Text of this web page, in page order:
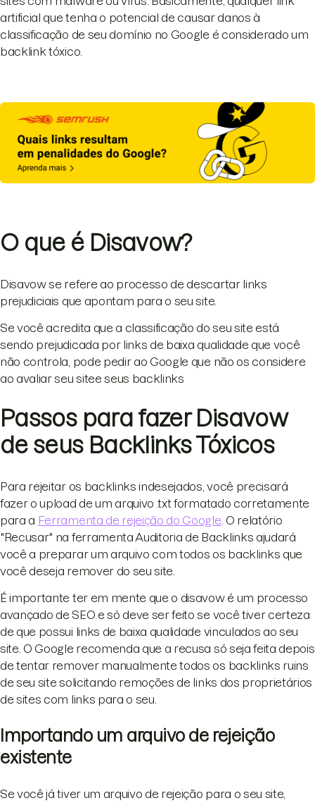
artificial que tenha o potencial de causar danos à
classificação de seu domínio no Google é considerado um
backlink tóxico.
O que é Disavow?
Disavow se refere ao processo de descartar links
prejudiciais que apontam para o seu site.
Se você acredita que a classificação do seu site está
sendo prejudicada por links de baixa qualidade que você
não controla, pode pedir ao Google que não os considere
ao avaliar seu sitee seus backlinks
Passos para fazer Disavow
de seus Backlinks Tóxicos
Para rejeitar os backlinks indesejados, você precisará
fazer o upload de um arquivo .txt formatado corretamente
para a Ferramenta de rejeição do Google . O relatório
"Recusar" na ferramenta Auditoria de Backlinks ajudará
você a preparar um arquivo com todos os backlinks que
você deseja remover do seu site.
É importante ter em mente que o disavow é um processo
avançado de SEO e só deve ser feito se você tiver certeza
de que possui links de baixa qualidade vinculados ao seu
site. O Google recomenda que a recusa só seja feita depois
de tentar remover manualmente todos os backlinks ruins
de seu site solicitando remoções de links dos proprietários
de sites com links para o seu.
Importando um arquivo de rejeição
existente
Se você já tiver um arquivo de rejeição para o seu site,